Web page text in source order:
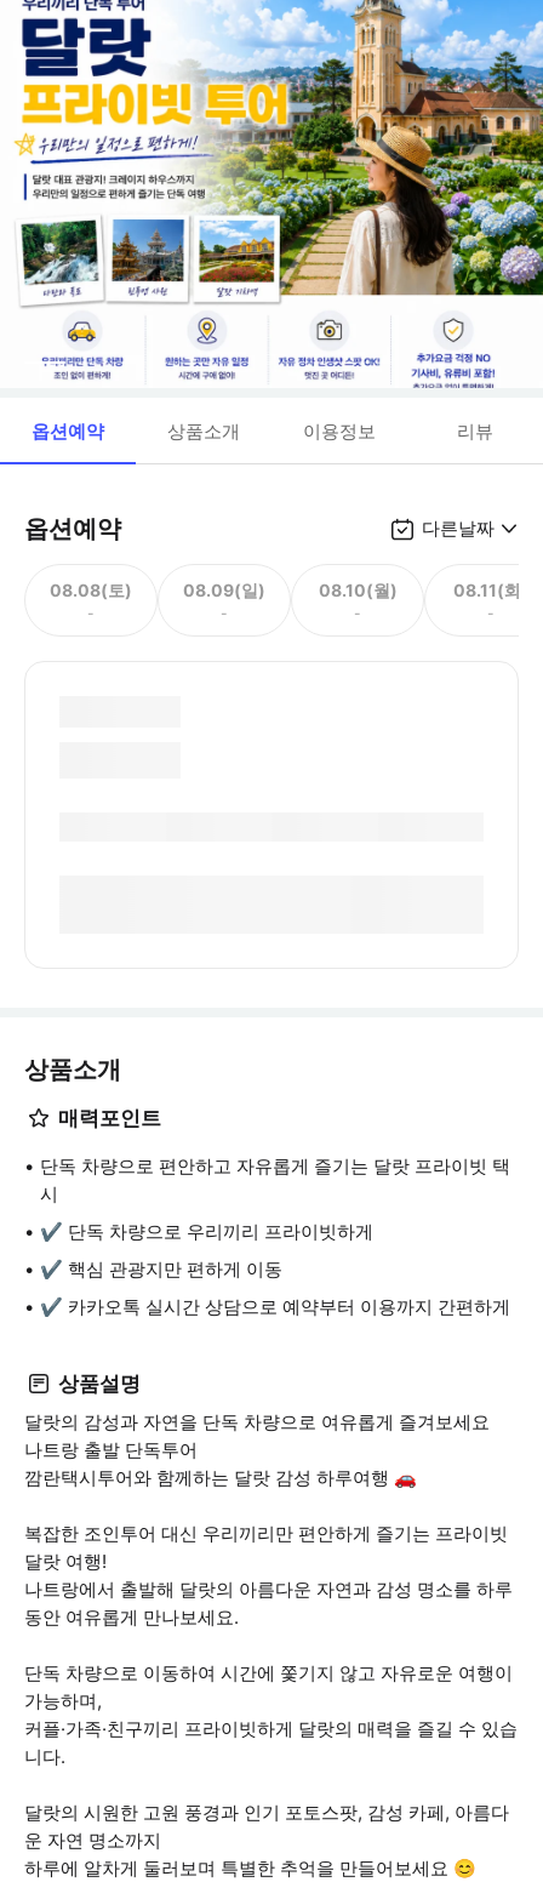
옵션예약 상품소개 이용정보 리뷰
옵션예약 다른날짜
08.08(토)
-
08.09(일)
-
08.10(월)
-
08.11(화)
-
상품소개
매력포인트
단독 차량으로 편안하고 자유롭게 즐기는 달랏 프라이빗 택
시
✔ 단독 차량으로 우리끼리 프라이빗하게
✔ 핵심 관광지만 편하게 이동
✔ 카카오톡 실시간 상담으로 예약부터 이용까지 간편하게
상품설명
달랏의 감성과 자연을 단독 차량으로 여유롭게 즐겨보세요
나트랑 출발 단독투어
깜란택시투어와 함께하는 달랏 감성 하루여행 🚗
복잡한 조인투어 대신 우리끼리만 편안하게 즐기는 프라이빗
달랏 여행!
나트랑에서 출발해 달랏의 아름다운 자연과 감성 명소를 하루
동안 여유롭게 만나보세요.
단독 차량으로 이동하여 시간에 쫓기지 않고 자유로운 여행이
가능하며,
커플·가족·친구끼리 프라이빗하게 달랏의 매력을 즐길 수 있습
니다.
달랏의 시원한 고원 풍경과 인기 포토스팟, 감성 카페, 아름다
운 자연 명소까지
하루에 알차게 둘러보며 특별한 추억을 만들어보세요 😊